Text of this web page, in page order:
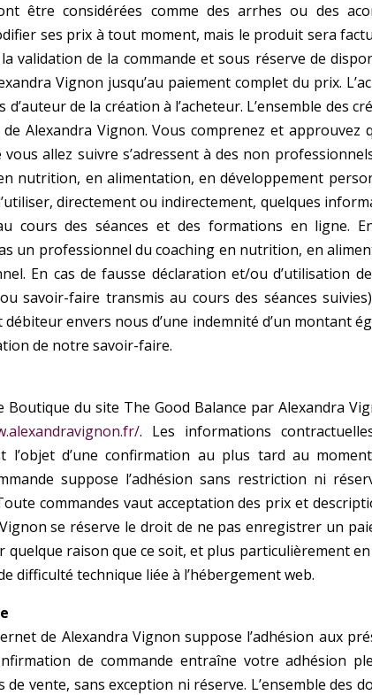
être considérées comme des arrhes ou des
ses prix à tout moment, mais le produit sera
validation de la commande et sous réserve de
Vignon jusqu’au paiement complet du prix.
de la création à l’acheteur. L’ensemble des
Alexandra Vignon.Vous comprenez et approuvez
vous allez suivre s’adressent à des non
nutrition, en alimentation, en développement
directement ou indirectement, quelques
cours des séances et des formations en ligne.
un professionnel du coaching en nutrition, en
En cas de fausse déclaration et/ou d’utilisation
savoir-faire transmis au cours des séances
débiteur envers nous d’une indemnité d’un montant
de notre savoir-faire.
Boutique du site The Good Balance par Alexandra
. Les informations
l’objetd’une confirmation au plus tard au
suppose l’adhésion sans restriction ni
commandes vaut acceptation des prix et
se réserve le droit de ne pas enregistrer un
raison que ce soit, et plus particulièrement en
difficulté technique liée à l’hébergement web.
de Alexandra Vignon suppose l’adhésion aux
de commande entraîne votreadhésion
vente, sans exception ni réserve. L’ensemble des